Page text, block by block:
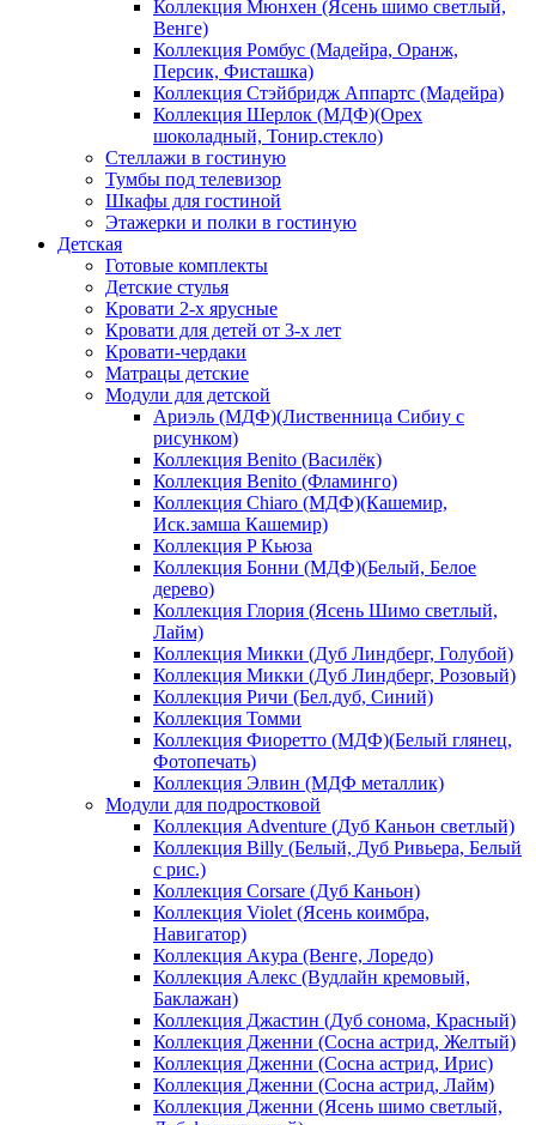
Коллекция Мюнхен (Ясень шимо светлый,
Венге)
Коллекция Ромбус (Мадейра, Оранж,
Персик, Фисташка)
Коллекция Стэйбридж Аппартс (Мадейра)
Коллекция Шерлок (МДФ)(Орех
шоколадный, Тонир.стекло)
Стеллажи в гостиную
Тумбы под телевизор
Шкафы для гостиной
Этажерки и полки в гостиную
Детская
Готовые комплекты
Детские стулья
Кровати 2-х ярусные
Кровати для детей от 3-х лет
Кровати-чердаки
Матрацы детские
Модули для детской
Ариэль (МДФ)(Лиственница Сибиу с
рисунком)
Коллекция Benito (Василёк)
Коллекция Benito (Фламинго)
Коллекция Chiaro (МДФ)(Кашемир,
Иск.замша Кашемир)
Коллекция P Кьюза
Коллекция Бонни (МДФ)(Белый, Белое
дерево)
Коллекция Глория (Ясень Шимо светлый,
Лайм)
Коллекция Микки (Дуб Линдберг, Голубой)
Коллекция Микки (Дуб Линдберг, Розовый)
Коллекция Ричи (Бел.дуб, Синий)
Коллекция Томми
Коллекция Фиоретто (МДФ)(Белый глянец,
Фотопечать)
Коллекция Элвин (МДФ металлик)
Модули для подростковой
Коллекция Adventure (Дуб Каньон светлый)
Коллекция Billy (Белый, Дуб Ривьера, Белый
с рис.)
Коллекция Corsare (Дуб Каньон)
Коллекция Violet (Ясень коимбра,
Навигатор)
Коллекция Акура (Венге, Лоредо)
Коллекция Алекс (Вудлайн кремовый,
Баклажан)
Коллекция Джастин (Дуб сонома, Красный)
Коллекция Дженни (Cосна астрид, Желтый)
Коллекция Дженни (Cосна астрид, Ирис)
Коллекция Дженни (Cосна астрид, Лайм)
Коллекция Дженни (Ясень шимо светлый,